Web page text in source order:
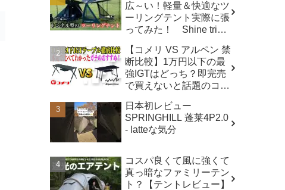
広～い！軽量＆快適なツ
ーリングテント実際に張
ってみた！ Shine trip
な気分
【コメリ VS アルペン 禁
断比較】1万円以下の最
強IGTはどっち？即完売
で買えないと話題のコメ
ー！【アウトドアシステ
ムテーブル VS アルミユ
ニットテーブル】 - ヤミ
日本初レビュー
SPRINGHILL 蓬莱4P2.0
- latteな気分
コスパ良くて風に強くて
真っ暗なファミリーテン
ト？【テントレビュー】